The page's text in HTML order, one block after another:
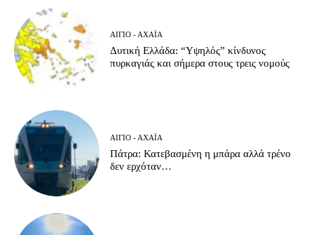
ΑΊΓΙΟ - ΑΧΑΪ́Α
Δυτική Ελλάδα: “Υψηλός” κίνδυνος
πυρκαγιάς και σήμερα στους τρεις νομούς
ΑΊΓΙΟ - ΑΧΑΪ́Α
Πάτρα: Κατεβασμένη η μπάρα αλλά τρένο
δεν ερχόταν…